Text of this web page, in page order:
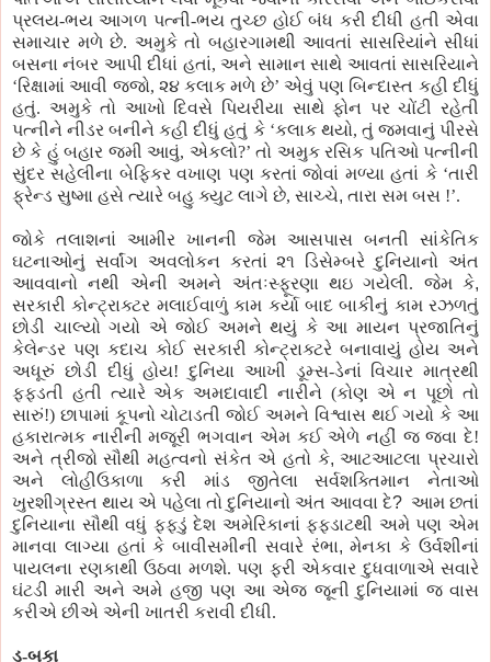
પ્રલય-ભય આગળ પત્ની-ભય તુચ્છ હોઈ બંધ કરી દીધી હતી એવા
સમાચાર મળે છે. અમુકે તો બહારગામથી આવતાં સાસરિયાંને સીધાં
બસના નંબર આપી દીધાં હતાં, અને સામાન સાથે આવતાં સાસરિયાને
‘રિક્ષામાં આવી જજો, ૨૪ કલાક મળે છે’ એવું પણ બિન્દાસ્ત કહી દીધું
હતું. અમુકે તો આખો દિવસે પિયરીયા સાથે ફોન પર ચોંટી રહેતી
પત્નીને નીડર બનીને કહી દીધું હતું કે ‘કલાક થયો, તું જમવાનું પીરસે
છે કે હું બહાર જમી આવું, એકલો?’ તો અમુક રસિક પતિઓ પત્નીની
સુંદર સહેલીના બેફિકર વખાણ પણ કરતાં જોવાં મળ્યા હતાં કે ‘તારી
ફ્રેન્ડ સુષ્મા હસે ત્યારે બહુ ક્યુટ લાગે છે, સાચ્ચે, તારા સમ બસ !’.
જોકે તલાશનાં આમીર ખાનની જેમ આસપાસ બનતી સાંકેતિક
ઘટનાઓનું સર્વાંગ અવલોકન કરતાં૨૧ ડિસેમ્બરેદુનિયાનો અંત
આવવાનો નથી એની અમને અંતઃસ્ફૂરણા થઇ ગયેલી. જેમ કે,
સરકારી કોન્ટ્રાક્ટર મલાઈવાળું કામ કર્યા બાદ બાકીનું કામ રઝળતું
છોડી ચાલ્યો ગયો એ જોઈ અમને થયું કે આ માયન પ્રજાતિનું
કેલેન્ડર પણ કદાચ કોઈ સરકારી કોન્ટ્રાક્ટરે બનાવાયું હોય અને
અધૂરું છોડી દીધું હોય! દુનિયા આખી ડૂમ્સ-ડેનાં વિચાર માત્રથી
ફફડતી હતી ત્યારે એક અમદાવાદી નારીને (કોણ એ ન પૂછો તો
સારું!) છાપામાં કૂપનો ચોટાડતી જોઈ અમને વિશ્વાસ થઈ ગયો કે આ
હકારાત્મક નારીની મજૂરી ભગવાન એમ કઈ એળે નહીં જ જવા દે!
અને ત્રીજો સૌથી મહત્વનો સંકેત એ હતો કે,આટઆટલા પ્રચારો
અને લોહીઉકાળા કરી માંડ જીતેલા સર્વશક્તિમાન નેતાઓ
ખુરશીગ્રસ્ત થાય એ પહેલા તો દુનિયાનો અંત આવવા દે? આમ છતાં
દુનિયાના સૌથી વધું ફફડું દેશ અમેરિકાનાં ફફડાટથી અમે પણ એમ
માનવા લાગ્યા હતાં કે બાવીસમીની સવારે રંભા,મેનકા કે ઉર્વશીનાં
પાયલના રણકાથી ઉઠવા મળશે. પણ ફરી એકવાર દુધવાળાએ સવારે
ઘંટડી મારી અને અમે હજી પણ આ એજ જૂની દુનિયામાં જ વાસ
કરીએ છીએ એની ખાતરી કરાવી દીધી.
ડ-બકા